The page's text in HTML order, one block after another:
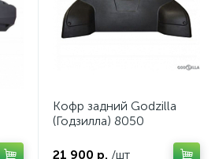
Кофр задний Godzilla
(Годзилла) 8050
21 900 р. /шт